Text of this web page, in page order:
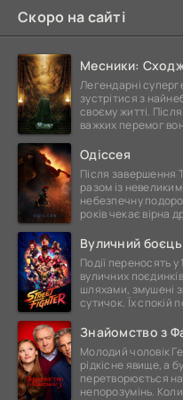
Скоро на сайті
Месники:
Легендарні
зустрітися з
своєму житті.
важких перемог
Одіссея
Після завершення
разом із
небезпечну
років чекає вірна
Вуличний боєць
Події переносять у
вуличних
шляхами, змушені
сутичок. Їх спокій
Знайомство з
Молодий чоловік
рідкісне явище, а
перетворюється
непорозумінь.